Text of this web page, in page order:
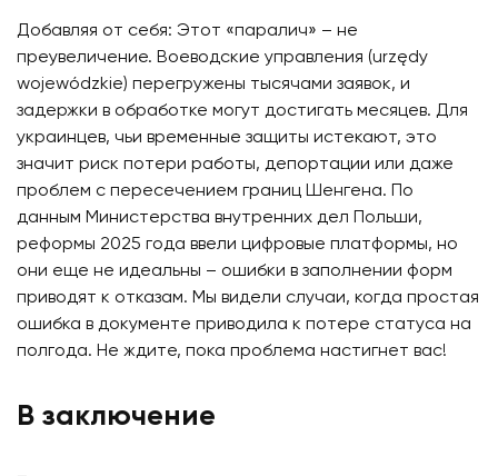
Добавляя от себя: Этот «паралич» – не
преувеличение. Воеводские управления (urzędy
wojewódzkie) перегружены тысячами заявок, и
задержки в обработке могут достигать месяцев. Для
украинцев, чьи временные защиты истекают, это
значит риск потери работы, депортации или даже
проблем с пересечением границ Шенгена. По
данным Министерства внутренних дел Польши,
реформы 2025 года ввели цифровые платформы, но
они еще не идеальны – ошибки в заполнении форм
приводят к отказам. Мы видели случаи, когда простая
ошибка в документе приводила к потере статуса на
полгода. Не ждите, пока проблема настигнет вас!
В заключение